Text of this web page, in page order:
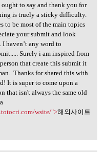
to say and thank you for
is truely a sticky difficulty.
to be most of the main topics
your submit and look
I haven’t any word to
Surely i am inspired from
that create this submit it
Thanks for shared this with
It is super to come upon a
that isn't always the same old
wsite/">해외사이트